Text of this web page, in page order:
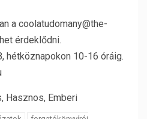
a coolatudomany@the-
érdeklődni.
hétköznapokon 10-16 óráig.
Hasznos, Emberi